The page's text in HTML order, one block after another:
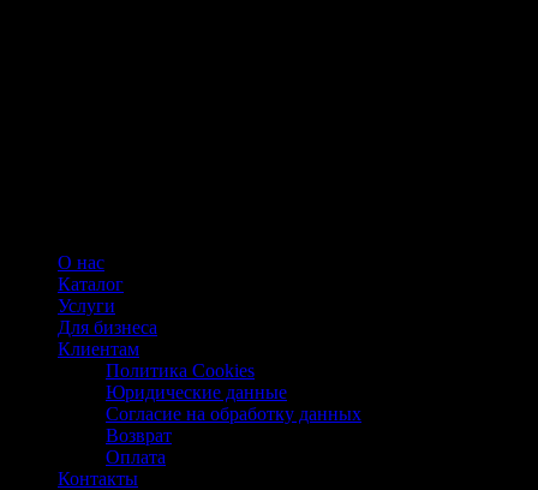
О нас
Каталог
Услуги
Для бизнеса
Клиентам
Политика Cookies
Юридические данные
Согласие на обработку данных
Возврат
Оплата
Контакты